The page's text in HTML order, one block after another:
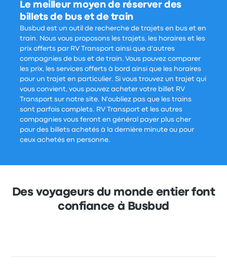
Le meilleur moyen de réserver des
billets de bus et de train
Busbud est un outil de recherche de trajets en bus et en
train. Nous vous proposons les trajets, les horaires et les
prix offerts par RV Transport ainsi que d'autres
compagnies de bus et de train. Vous pouvez comparer
les prix, les services offerts à bord ainsi que les horaires
pour un trajet en particulier. Si vous trouvez un trajet qui
vous convient, vous pouvez acheter votre billet RV
Transport sur notre site. N'oubliez pas que les trains
sont parfois complets. RV Transport et les autres
compagnies vous feront en général payer plus cher
pour des billets achetés à la dernière minute ou pour
ceux achetés en personne.
Des voyageurs du monde entier font
confiance à Busbud